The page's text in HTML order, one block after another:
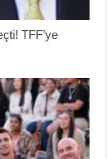
TFF’ye